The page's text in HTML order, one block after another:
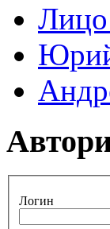
Лицо
Логин